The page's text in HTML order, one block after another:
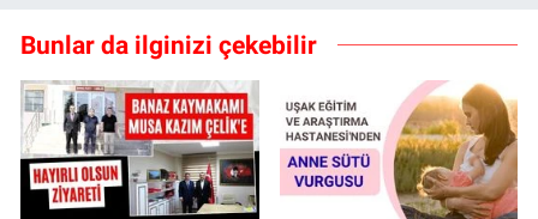
Bunlar da ilginizi çekebilir